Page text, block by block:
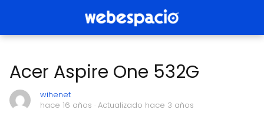
Acer Aspire One 532G
wihenet
hace 16 años · Actualizado hace 3 años